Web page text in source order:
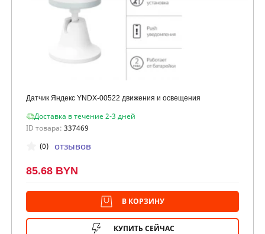
Датчик Яндекс YNDX-00522 движения и освещения
Доставка в течение 2-3 дней
ID товара: 337469
(0) отзывов
85.68 BYN
В КОРЗИНУ
КУПИТЬ СЕЙЧАС